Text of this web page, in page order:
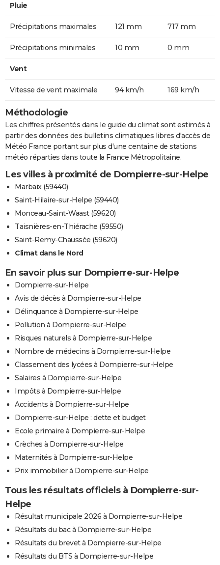
Pluie
Précipitations maximales 121 mm 717 mm
Précipitations minimales 10 mm 0 mm
Vent
Vitesse de vent maximale 94 km/h 169 km/h
Méthodologie
Les chiffres présentés dans le guide du climat sont estimés à
partir des données des bulletins climatiques libres d'accès de
Météo France portant sur plus d'une centaine de stations
météo réparties dans toute la France Métropolitaine.
Les villes à proximité de Dompierre-sur-Helpe
Marbaix (59440)
Saint-Hilaire-sur-Helpe (59440)
Monceau-Saint-Waast (59620)
Taisnières-en-Thiérache (59550)
Saint-Remy-Chaussée (59620)
Climat dans le Nord
En savoir plus sur Dompierre-sur-Helpe
Dompierre-sur-Helpe
Avis de décès à Dompierre-sur-Helpe
Délinquance à Dompierre-sur-Helpe
Pollution à Dompierre-sur-Helpe
Risques naturels à Dompierre-sur-Helpe
Nombre de médecins à Dompierre-sur-Helpe
Classement des lycées à Dompierre-sur-Helpe
Salaires à Dompierre-sur-Helpe
Impôts à Dompierre-sur-Helpe
Accidents à Dompierre-sur-Helpe
Dompierre-sur-Helpe : dette et budget
Ecole primaire à Dompierre-sur-Helpe
Crèches à Dompierre-sur-Helpe
Maternités à Dompierre-sur-Helpe
Prix immobilier à Dompierre-sur-Helpe
Tous les résultats officiels à Dompierre-sur-
Helpe
Résultat municipale 2026 à Dompierre-sur-Helpe
Résultats du bac à Dompierre-sur-Helpe
Résultats du brevet à Dompierre-sur-Helpe
Résultats du BTS à Dompierre-sur-Helpe